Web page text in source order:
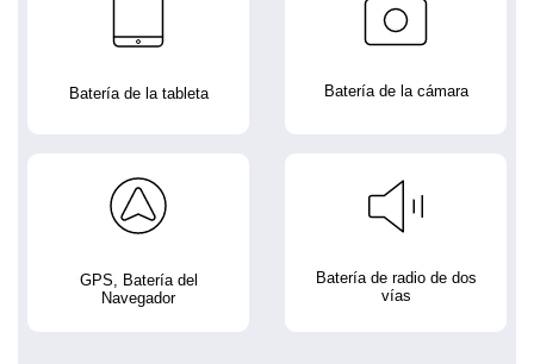
Batería de la tableta Batería de la cámara
GPS, Batería del
Navegador
Batería de radio de dos
vías